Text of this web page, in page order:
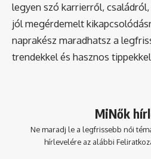
legyen szó karrierről,
jól megérdemelt
naprakész maradhatsz a
trendekkel és hasznos
MiNők
Ne maradj le a legfrissebb női
hírlevelére az alábbi